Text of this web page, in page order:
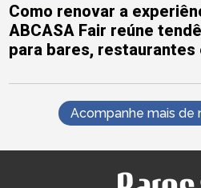
Como renovar a
ABCASA Fair reúne
para bares,
Acompanhe mais de